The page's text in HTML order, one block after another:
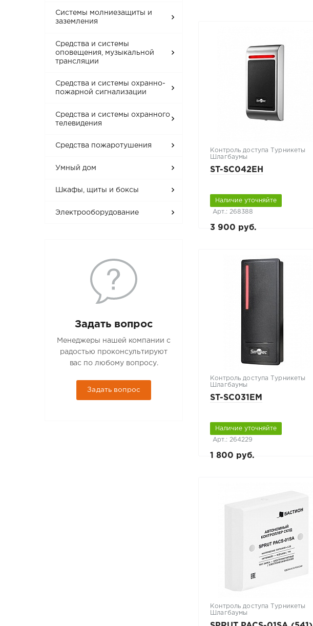
Системы молниезащиты и
заземления
Средства и системы
оповещения, музыкальной
трансляции
Средства и системы охранно-
пожарной сигнализации
Средства и системы охранного
телевидения
Средства пожаротушения
Умный дом
Шкафы, щиты и боксы
Электрооборудование
Задать вопрос
Менеджеры нашей компании с
радостью проконсультируют
вас по любому вопросу.
Задать вопрос
Контроль доступа Турникеты
Шлагбаумы
ST-SC042EH
Наличие уточняйте
Арт.: 268388
3 900 руб.
Контроль доступа Турникеты
Шлагбаумы
ST-SC031EM
Наличие уточняйте
Арт.: 264229
1 800 руб.
Контроль доступа Турникеты
Шлагбаумы